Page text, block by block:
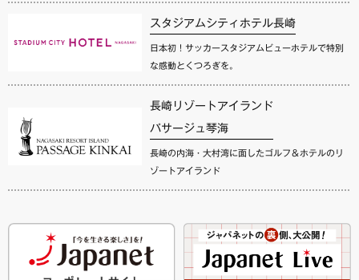
スタジアムシティホテル長崎
日本初！サッカースタジアムビューホテルで特別
な感動とくつろぎを。
長崎リゾートアイランド
パサージュ琴海
長崎の内海・大村湾に面したゴルフ＆ホテルのリ
ゾートアイランド